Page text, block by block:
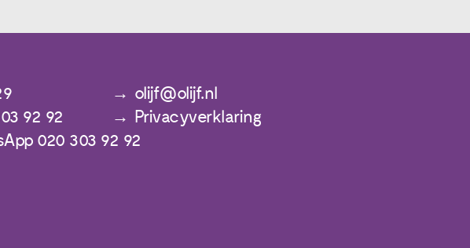
olijf@olijf.nl
92 92
Privacyverklaring
020 303 92 92